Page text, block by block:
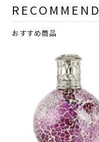
RECOMMEND
おすすめ商品